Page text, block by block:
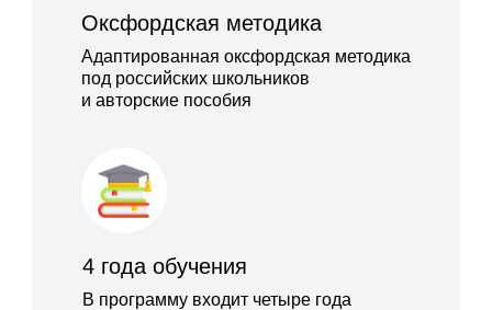
Адаптированная оксфордская методика
под российских школьников
и авторские пособия
Оксфордская методика
В программу входит четыре года
4 года обучения